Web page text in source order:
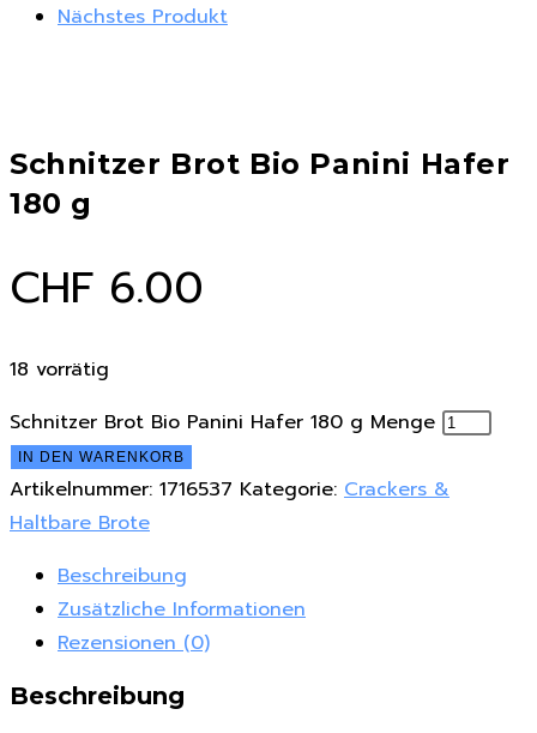
Nächstes Produkt
Schnitzer Brot Bio Panini Hafer
180 g
CHF 6.00
18 vorrätig
Schnitzer Brot Bio Panini Hafer 180 g Menge
IN DEN WARENKORB
Artikelnummer: 1716537 Kategorie: Crackers &
Haltbare Brote
Beschreibung
Zusätzliche Informationen
Rezensionen (0)
Beschreibung